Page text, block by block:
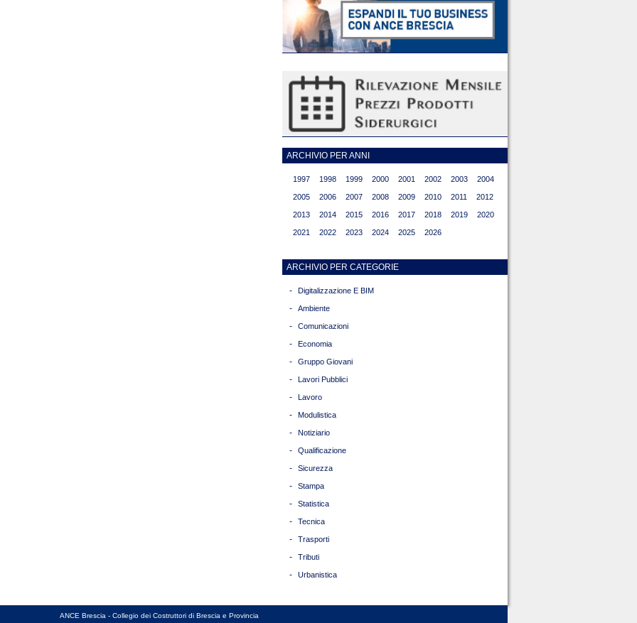
ARCHIVIO PER ANNI
1997 1998 1999 2000 2001 2002 2003 2004
2005 2006 2007 2008 2009 2010 2011 2012
2013 2014 2015 2016 2017 2018 2019 2020
2021 2022 2023 2024 2025 2026
ARCHIVIO PER CATEGORIE
- Digitalizzazione E BIM
- Ambiente
- Comunicazioni
- Economia
- Gruppo Giovani
- Lavori Pubblici
- Lavoro
- Modulistica
- Notiziario
- Qualificazione
- Sicurezza
- Stampa
- Statistica
- Tecnica
- Trasporti
- Tributi
- Urbanistica
ANCE Brescia - Collegio dei Costruttori di Brescia e Provincia